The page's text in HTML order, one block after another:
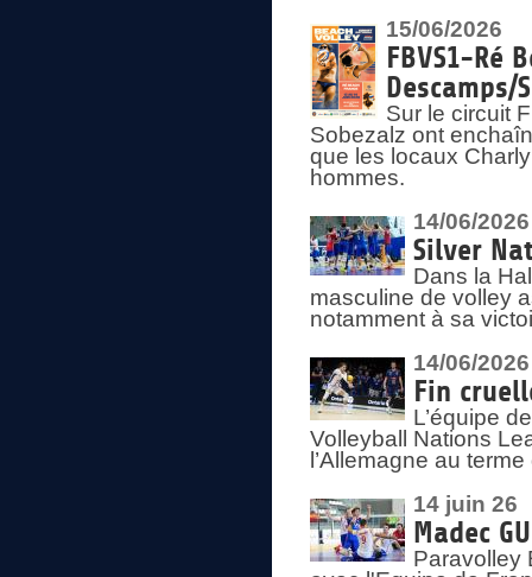
15/06/2026
FBVS1-Ré
Descamps/
Sur le circuit
Sobezalz ont
que les locaux
hommes.
14/06/2026
Silver
Dans la
masculine de volley
notamment à sa
14/06/2026
Fin
L’équipe
Volleyball Nations
l’Allemagne au
14 juin 26
Madec
Paravolley